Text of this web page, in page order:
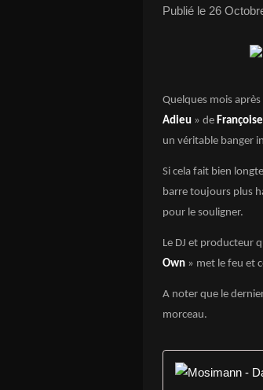
Publié le 26
Quelques mois
Adieu » de
un véritable banger
Si cela fait bien
barre toujours plus
pour le souligner.
Le DJ et producteur
Own » met le feu et
A noter que le
morceau.